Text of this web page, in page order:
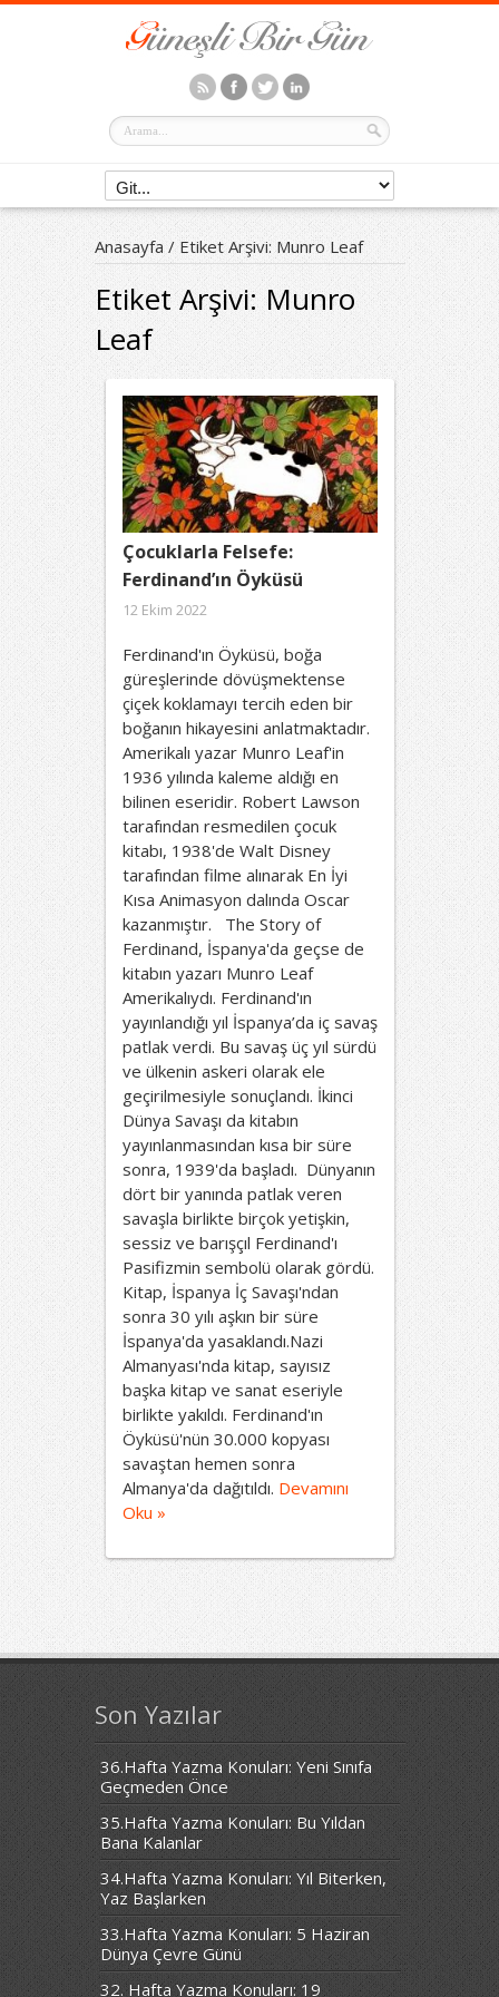
Anasayfa / Etiket Arşivi: Munro Leaf
Etiket Arşivi:Munro
Leaf
Çocuklarla Felsefe:
Ferdinand’ın Öyküsü
12 Ekim 2022
Ferdinand'ın Öyküsü, boğa
güreşlerinde dövüşmektense
çiçek koklamayı tercih eden bir
boğanın hikayesini anlatmaktadır.
Amerikalı yazar Munro Leaf'in
1936 yılında kaleme aldığı en
bilinen eseridir. Robert Lawson
tarafından resmedilen çocuk
kitabı, 1938'de Walt Disney
tarafından filme alınarak En İyi
Kısa Animasyon dalında Oscar
kazanmıştır. The Story of
Ferdinand, İspanya'da geçse de
kitabın yazarı Munro Leaf
Amerikalıydı. Ferdinand'ın
yayınlandığı yıl İspanya’da iç savaş
patlak verdi. Bu savaş üç yıl sürdü
ve ülkenin askeri olarak ele
geçirilmesiyle sonuçlandı. İkinci
Dünya Savaşı da kitabın
yayınlanmasından kısa bir süre
sonra, 1939'da başladı. Dünyanın
dört bir yanında patlak veren
savaşla birlikte birçok yetişkin,
sessiz ve barışçıl Ferdinand'ı
Pasifizmin sembolü olarak gördü.
Kitap, İspanya İç Savaşı'ndan
sonra 30 yılı aşkın bir süre
İspanya'da yasaklandı.Nazi
Almanyası'nda kitap, sayısız
başka kitap ve sanat eseriyle
birlikte yakıldı. Ferdinand'ın
Öyküsü'nün 30.000 kopyası
savaştan hemen sonra
Almanya'da dağıtıldı. Devamını
Oku »
Son Yazılar
36.Hafta Yazma Konuları: Yeni Sınıfa
Geçmeden Önce
35.Hafta Yazma Konuları: Bu Yıldan
Bana Kalanlar
34.Hafta Yazma Konuları: Yıl Biterken,
Yaz Başlarken
33.Hafta Yazma Konuları: 5 Haziran
Dünya Çevre Günü
32. Hafta Yazma Konuları: 19